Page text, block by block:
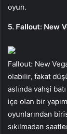
oyun.
5. Fallout: New
Fallout: New
olabilir, fakat
aslında vahşi
içe olan bir
oyunlarından
sıkılmadan